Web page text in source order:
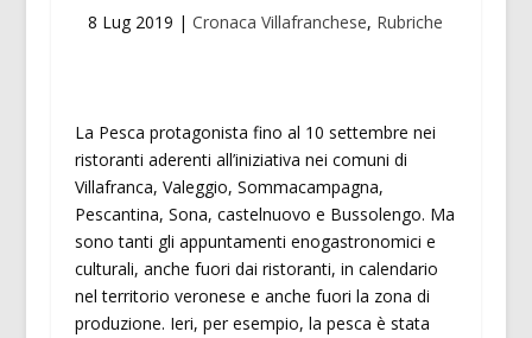
8 Lug 2019 |Cronaca Villafranchese, Rubriche
La Pesca protagonista fino al 10 settembre nei
ristoranti aderenti all’iniziativa nei comuni di
Villafranca, Valeggio, Sommacampagna,
Pescantina, Sona, castelnuovo e Bussolengo. Ma
sono tanti gli appuntamenti enogastronomici e
culturali, anche fuori dai ristoranti, in calendario
nel territorio veronese e anche fuori la zona di
produzione. Ieri, per esempio, la pesca è stata